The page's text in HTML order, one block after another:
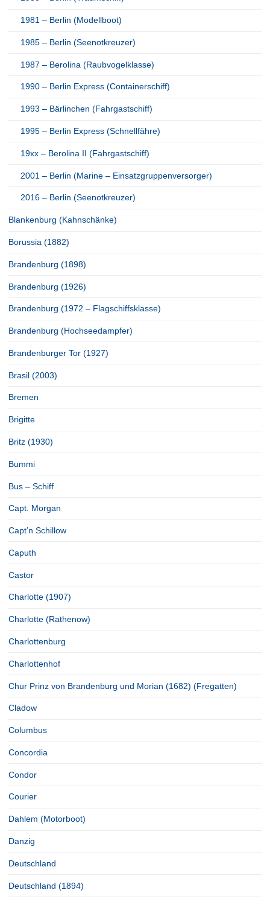
1981 – Berlin (Modellboot)
1985 – Berlin (Seenotkreuzer)
1987 – Berolina (Raubvogelklasse)
1990 – Berlin Express (Containerschiff)
1993 – Bärlinchen (Fahrgastschiff)
1995 – Berlin Express (Schnellfähre)
19xx – Berolina II (Fahrgastschiff)
2001 – Berlin (Marine – Einsatzgruppenversorger)
2016 – Berlin (Seenotkreuzer)
Blankenburg (Kahnschänke)
Borussia (1882)
Brandenburg (1898)
Brandenburg (1926)
Brandenburg (1972 – Flagschiffsklasse)
Brandenburg (Hochseedampfer)
Brandenburger Tor (1927)
Brasil (2003)
Bremen
Brigitte
Britz (1930)
Bummi
Bus – Schiff
Capt. Morgan
Capt’n Schillow
Caputh
Castor
Charlotte (1907)
Charlotte (Rathenow)
Charlottenburg
Charlottenhof
Chur Prinz von Brandenburg und Morian (1682) (Fregatten)
Cladow
Columbus
Concordia
Condor
Courier
Dahlem (Motorboot)
Danzig
Deutschland
Deutschland (1894)